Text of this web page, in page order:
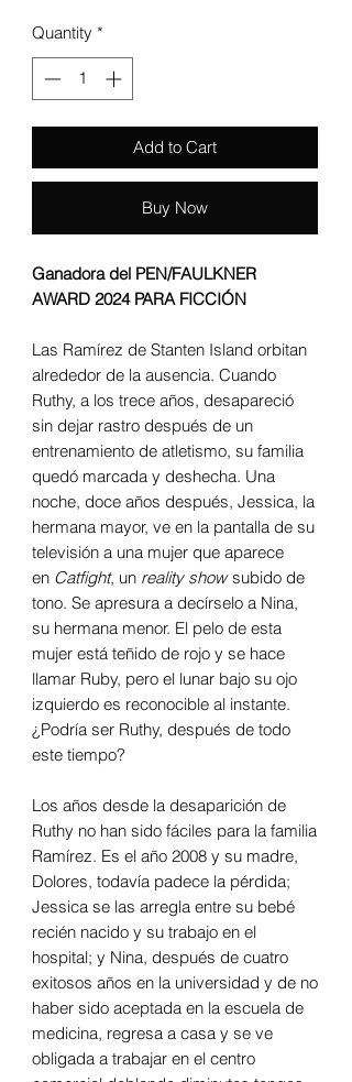
Quantity *
Add to Cart
Buy Now
Ganadora del PEN/FAULKNER
AWARD 2024 PARA FICCIÓN
Las Ramírez de Stanten Island orbitan
alrededor de la ausencia. Cuando
Ruthy, a los trece años, desapareció
sin dejar rastro después de un
entrenamiento de atletismo, su familia
quedó marcada y deshecha. Una
noche, doce años después, Jessica, la
hermana mayor, ve en la pantalla de su
televisión a una mujer que aparece
en Catfight, un reality showsubido de
tono. Se apresura a decírselo a Nina,
su hermana menor. El pelo de esta
mujer está teñido de rojo y se hace
llamar Ruby, pero el lunar bajo su ojo
izquierdo es reconocible al instante.
¿Podría ser Ruthy, después de todo
este tiempo?
Los años desde la desaparición de
Ruthy no han sido fáciles para la familia
Ramírez. Es el año 2008 y su madre,
Dolores, todavía padece la pérdida;
Jessica se las arregla entre su bebé
recién nacido y su trabajo en el
hospital; y Nina, después de cuatro
exitosos años en la universidad y de no
haber sido aceptada en la escuela de
medicina, regresa a casa y se ve
obligada a trabajar en el centro